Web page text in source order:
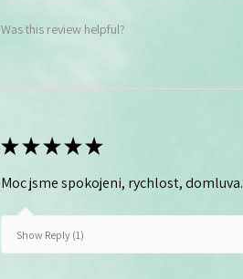
Was this review helpful?
★★★★★
Moc jsme spokojeni, rychlost, domluva.
Show Reply (1)